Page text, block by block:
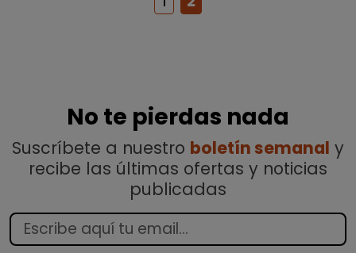
No te pierdas nada
Suscríbete a nuestro boletín semanal y
recibe las últimas ofertas y noticias
publicadas